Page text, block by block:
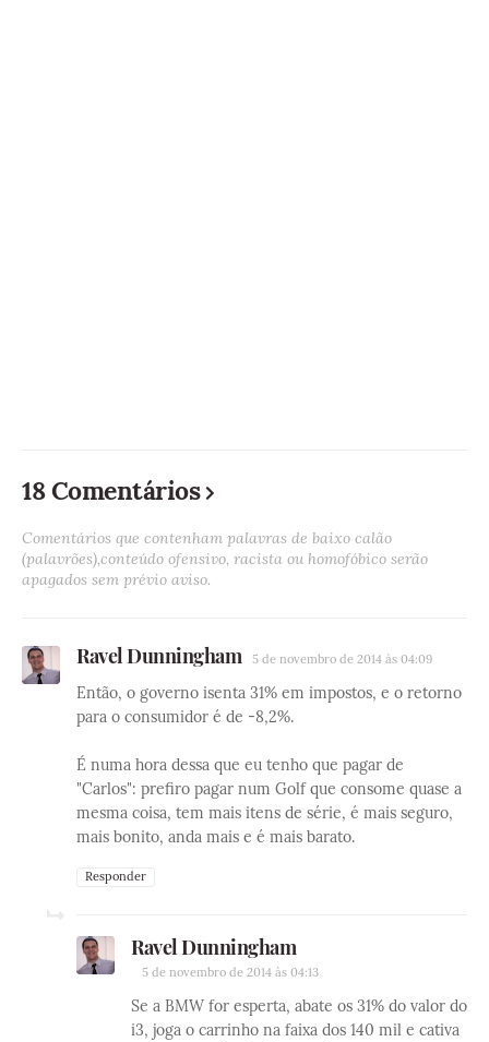
18 Comentários
Comentários que contenham palavras de baixo calão
(palavrões),conteúdo ofensivo, racista ou homofóbico serão
apagados sem prévio aviso.
Ravel Dunningham 5 de novembro de 2014 às 04:09
Então, o governo isenta 31% em impostos, e o retorno
para o consumidor é de -8,2%.
É numa hora dessa que eu tenho que pagar de
"Carlos": prefiro pagar num Golf que consome quase a
mesma coisa, tem mais itens de série, é mais seguro,
mais bonito, anda mais e é mais barato.
Responder
Ravel Dunningham
5 de novembro de 2014 às 04:13
Se a BMW for esperta, abate os 31% do valor do
i3, joga o carrinho na faixa dos 140 mil e cativa